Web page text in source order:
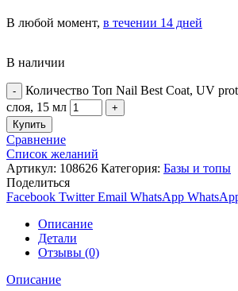
В любой момент, в течении 14 дней
В наличии
Количество Топ Nail Best Coat, UV
слоя, 15 мл
Купить
Сравнение
Список желаний
Артикул: 108626 Категория: Базы и топы
Поделиться
Facebook Twitter Email WhatsApp
Описание
Детали
Отзывы (0)
Описание